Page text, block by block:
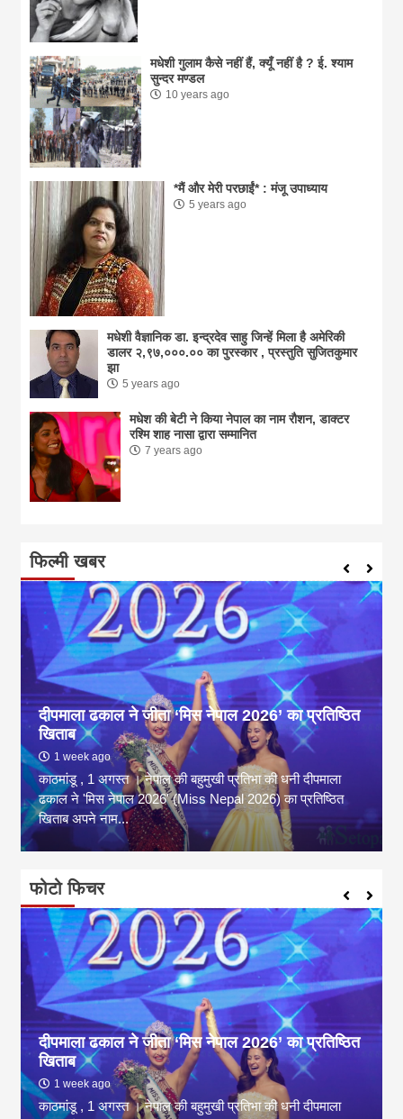
मधेशी गुलाम कैसे नहीं हैं, क्यूँ नहीं है ? ई. श्याम
सुन्दर मण्डल
10 years ago
*मैं और मेरी परछाईं* : मंजू उपाध्याय
5 years ago
मधेशी वैज्ञानिक डा. इन्द्रदेव साहु जिन्हें मिला है अमेरिकी
डालर २,९७,०००.०० का पुरस्कार , प्रस्तुति सुजितकुमार
झा
5 years ago
मधेश की बेटी ने किया नेपाल का नाम राैशन, डाक्टर
रश्मि शाह नासा द्वारा सम्मानित
7 years ago
फिल्मी खबर
दीपमाला ढकाल ने जीता ‘मिस नेपाल 2026’ का प्रतिष्ठित
खिताब
1 week ago
काठमांडू , 1 अगस्त । नेपाल की बहुमुखी प्रतिभा की धनी दीपमाला
ढकाल ने 'मिस नेपाल 2026' (Miss Nepal 2026) का प्रतिष्ठित
खिताब अपने नाम...
फोटो फिचर
दीपमाला ढकाल ने जीता ‘मिस नेपाल 2026’ का प्रतिष्ठित
खिताब
1 week ago
काठमांडू , 1 अगस्त । नेपाल की बहुमुखी प्रतिभा की धनी दीपमाला